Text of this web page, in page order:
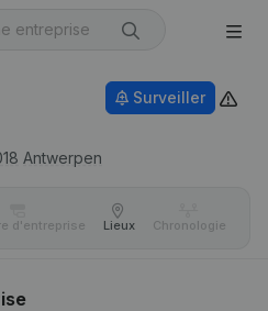
Antwerpen
Surveiller
d'entreprise Lieux Chronologie